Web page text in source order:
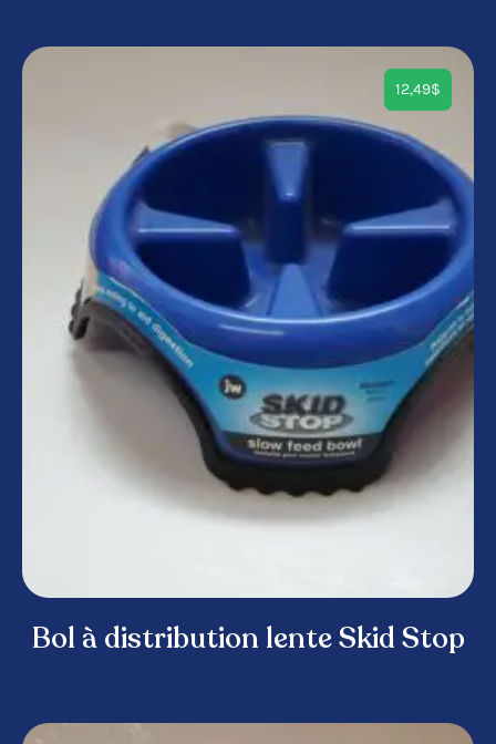
12,49$
Bol à distribution lente Skid Stop